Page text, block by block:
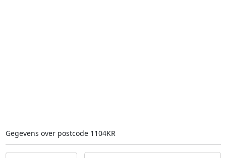
Gegevens over postcode 1104KR